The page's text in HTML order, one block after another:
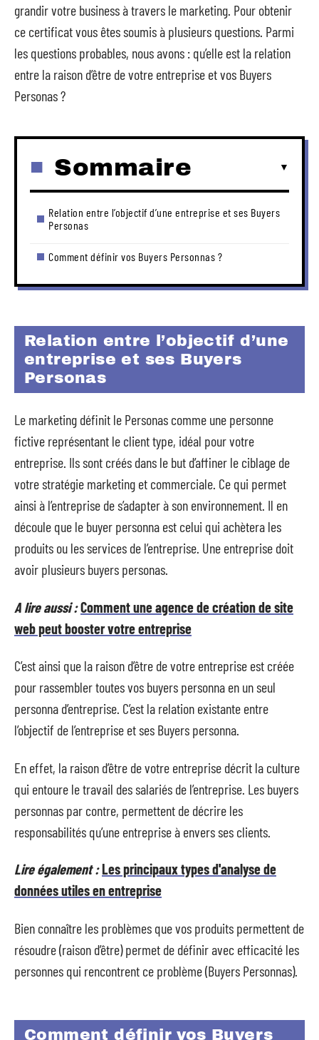
grandir votre business à travers le marketing. Pour obtenir
ce certificat vous êtes soumis à plusieurs questions. Parmi
les questions probables, nous avons : qu’elle est la relation
entre la raison d’être de votre entreprise et vos Buyers
Personas ?
Sommaire
Relation entre l’objectif d’une entreprise et ses Buyers
Personas
Comment définir vos Buyers Personnas ?
Relation entre l’objectif d’une
entreprise et ses Buyers
Personas
Le marketing définit le Personas comme une personne
fictive représentant le client type, idéal pour votre
entreprise. Ils sont créés dans le but d’affiner le ciblage de
votre stratégie marketing et commerciale. Ce qui permet
ainsi à l’entreprise de s’adapter à son environnement. Il en
découle que le buyer personna est celui qui achètera les
produits ou les services de l’entreprise. Une entreprise doit
avoir plusieurs buyers personas.
A lire aussi :Comment une agence de création de site
web peut booster votre entreprise
C’est ainsi que la raison d’être de votre entreprise est créée
pour rassembler toutes vos buyers personna en un seul
personna d’entreprise. C’est la relation existante entre
l’objectif de l’entreprise et ses Buyers personna.
En effet, la raison d’être de votre entreprise décrit la culture
qui entoure le travail des salariés de l’entreprise. Les buyers
personnas par contre, permettent de décrire les
responsabilités qu’une entreprise à envers ses clients.
Lire également :Les principaux types d'analyse de
données utiles en entreprise
Bien connaître les problèmes que vos produits permettent de
résoudre (raison d’être) permet de définir avec efficacité les
personnes qui rencontrent ce problème (Buyers Personnas).
Comment définir vos Buyers